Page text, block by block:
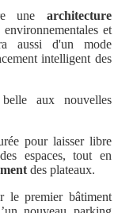
une architecture
et
aussi d'un mode
intelligent des
aux nouvelles
pour laisser libre
espaces, tout en
des plateaux.
le premier bâtiment